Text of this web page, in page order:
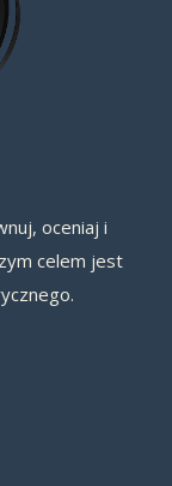
oceniaj i
celem jest